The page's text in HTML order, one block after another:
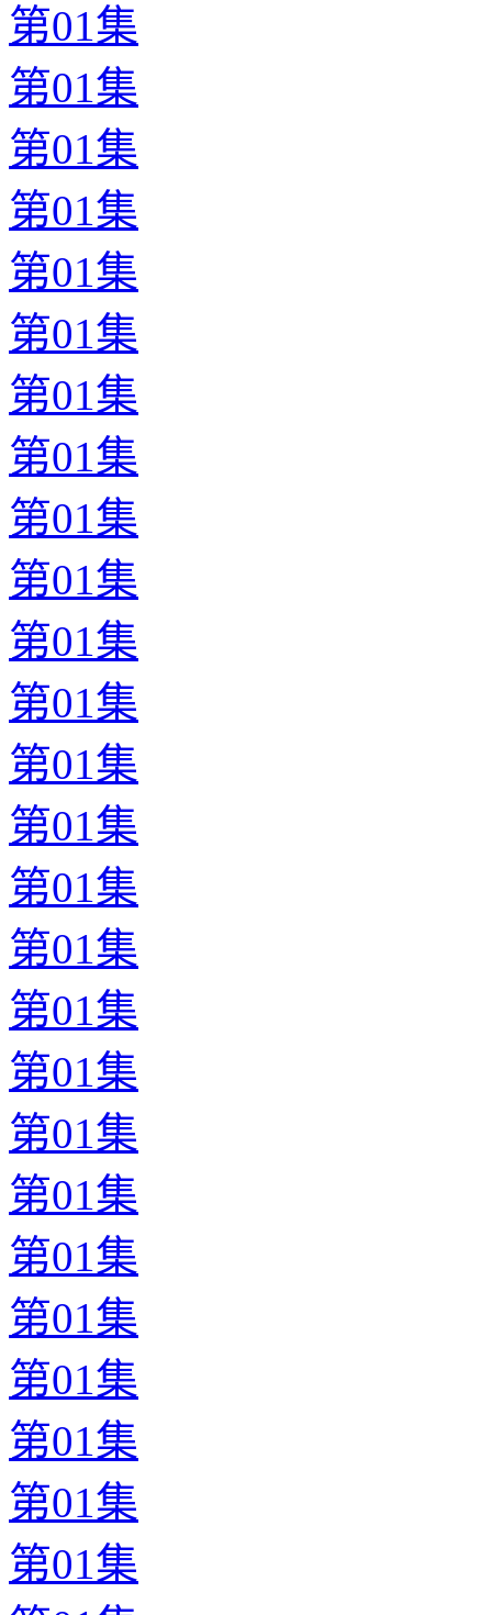
第01集
第01集
第01集
第01集
第01集
第01集
第01集
第01集
第01集
第01集
第01集
第01集
第01集
第01集
第01集
第01集
第01集
第01集
第01集
第01集
第01集
第01集
第01集
第01集
第01集
第01集